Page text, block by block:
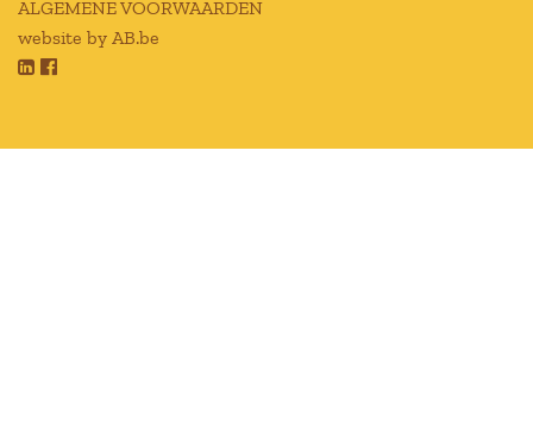
ALGEMENE VOORWAARDEN
website by AB.be